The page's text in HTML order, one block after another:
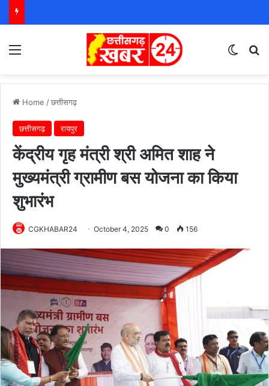
Home /छत्तीसगढ़
छत्तीसगढ़ रायपुर
केंद्रीय गृह मंत्री श्री अमित शाह ने
मुख्यमंत्री ग्रामीण बस योजना का किया
शुभारंभ
CGKHABAR24 October 4, 2025 0 156